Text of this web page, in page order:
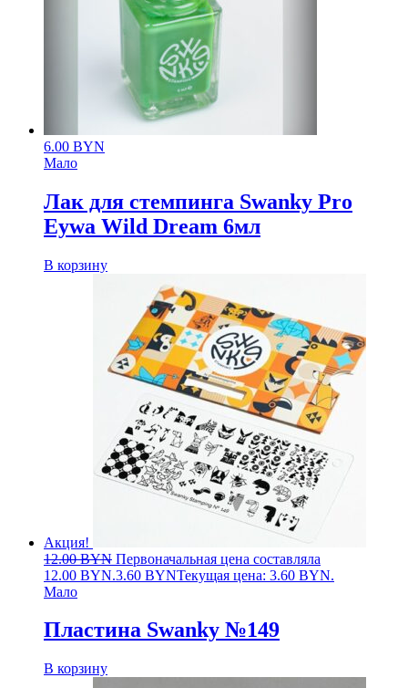
6.00 BYN
Мало
Лак для стемпинга Swanky Pro
Eywa Wild Dream 6мл
В корзину
Акция!
12.00BYN Первоначальная цена составляла
12.00 BYN.3.60 BYNТекущая цена: 3.60 BYN.
Мало
Пластина Swanky №149
В корзину